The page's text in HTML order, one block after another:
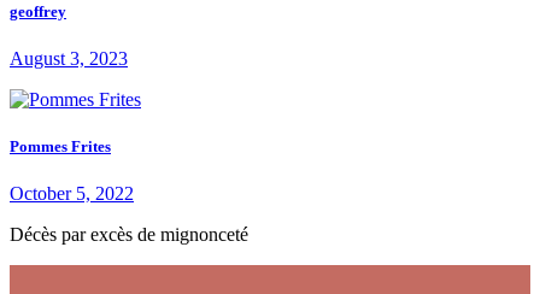
geoffrey
August 3, 2023
Pommes Frites
October 5, 2022
Décès par excès de mignonceté